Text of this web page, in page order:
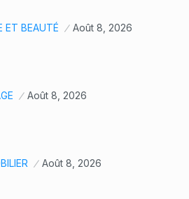
ET BEAUTÉ Août 8, 2026
Août 8, 2026
Août 8, 2026